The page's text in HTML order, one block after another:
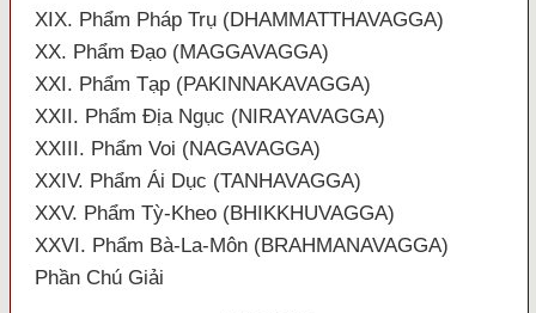
XIX. Phẩm Pháp Trụ (DHAMMATTHAVAGGA)
XX. Phẩm Đạo (MAGGAVAGGA)
XXI. Phẩm Tạp (PAKINNAKAVAGGA)
XXII. Phẩm Địa Ngục (NIRAYAVAGGA)
XXIII. Phẩm Voi (NAGAVAGGA)
XXIV. Phẩm Ái Dục (TANHAVAGGA)
XXV. Phẩm Tỳ-Kheo (BHIKKHUVAGGA)
XXVI. Phẩm Bà-La-Môn (BRAHMANAVAGGA)
Phần Chú Giải